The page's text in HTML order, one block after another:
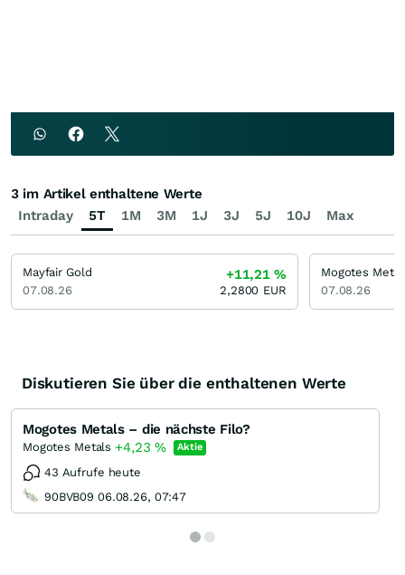
Diskutieren Sie über die enthaltenen Werte
Mogotes Metals – die nächste Filo?
Mogotes Metals +4,23% Aktie
43 Aufrufe heute
90BVB09 06.08.26, 07:47
Intraday 5T 1M 3M 1J 3J 5J 10J Max
3 im Artikel enthaltene Werte
Mayfair Gold
07.08.26
+11,21%
2,2800 EUR
Mogotes
07.08.26